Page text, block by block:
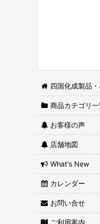
四国化成製品
商品カテゴリ
お客様の声
店舗地図
What's New
カレンダー
お問い合せ
ご利用案内